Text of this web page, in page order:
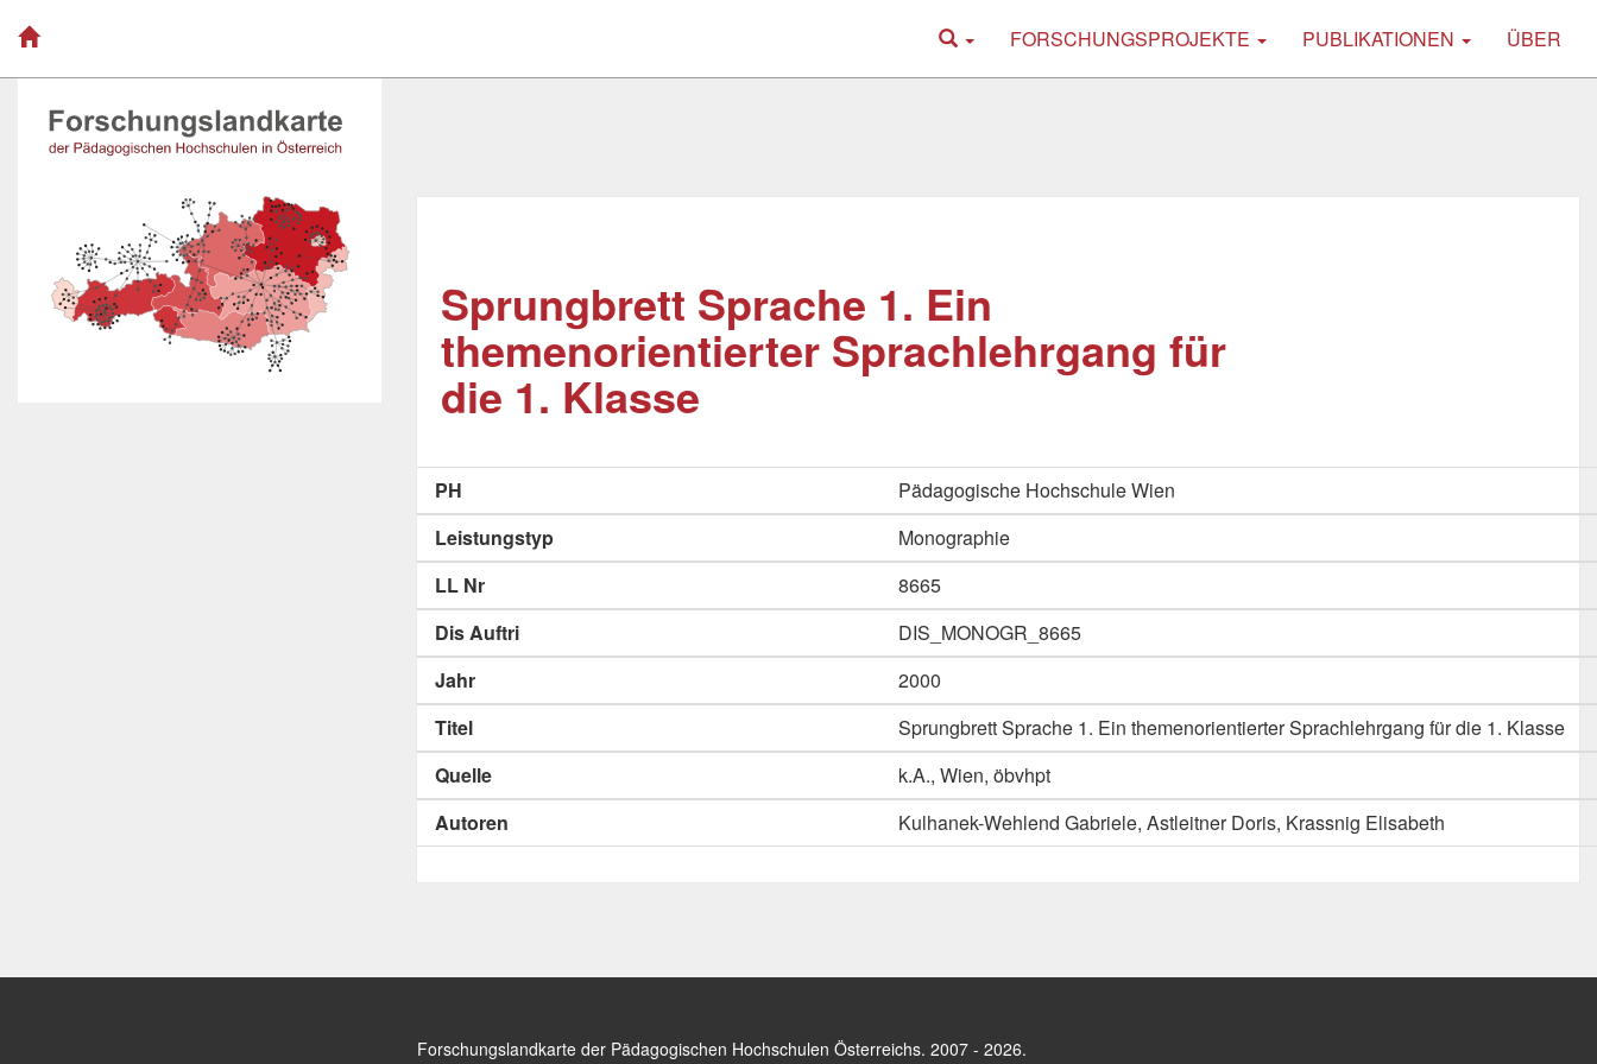
FORSCHUNGSPROJEKTE PUBLIKATIONEN ÜBER
Sprungbrett Sprache 1. Ein
themenorientierter Sprachlehrgang für
die 1. Klasse
PH
Pädagogische Hochschule Wien
Leistungstyp
Monographie
LL Nr
8665
Dis Auftri
DIS_MONOGR_8665
Jahr
2000
Titel
Sprungbrett Sprache 1. Ein themenorientierter Sprachlehrgang für die 1. Klasse
Quelle
k.A., Wien, öbvhpt
Autoren
Kulhanek-Wehlend Gabriele, Astleitner Doris, Krassnig Elisabeth
Forschungslandkarte der Pädagogischen Hochschulen Österreichs. 2007 - 2026.